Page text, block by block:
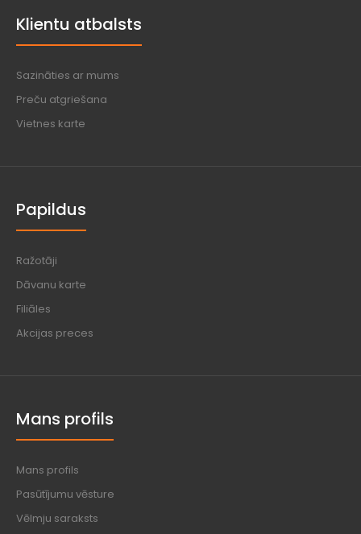
Klientu atbalsts
Sazināties ar mums
Preču atgriešana
Vietnes karte
Papildus
Ražotāji
Dāvanu karte
Filiāles
Akcijas preces
Mans profils
Mans profils
Pasūtījumu vēsture
Vēlmju saraksts